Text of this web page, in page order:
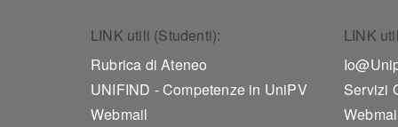
Footer 1
LINK utili (Studenti):
Rubrica di Ateneo
UNIFIND - Competenze in UniPV
Webmail
LINK
Servizi